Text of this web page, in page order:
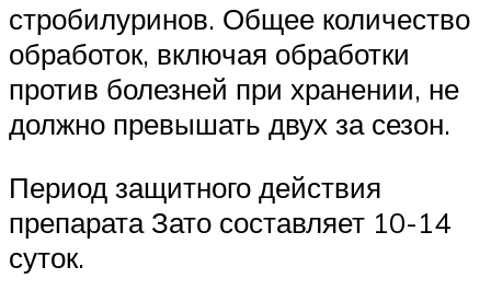
стробилуринов. Общее количество
обработок, включая обработки
против болезней при хранении, не
должно превышать двух за сезон.
Период защитного действия
препарата Зато составляет 10-14
суток.